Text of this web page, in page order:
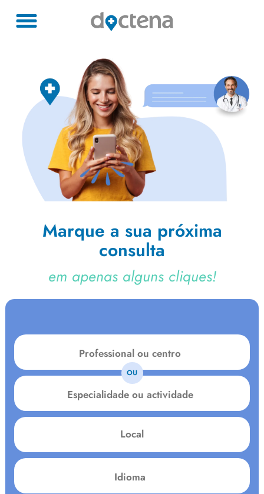
Marque a sua próxima
consulta
em apenas alguns cliques!
OU
Especialidade
actividade
Language: